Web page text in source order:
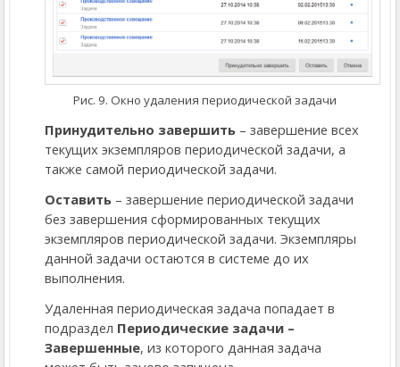
Рис. 9. Окно удаления периодической задачи
Принудительно завершить – завершение всех
текущих экземпляров периодической задачи, а
также самой периодической задачи.
Оставить – завершение периодической задачи
без завершения сформированных текущих
экземпляров периодической задачи. Экземпляры
данной задачи остаются в системе до их
выполнения.
Удаленная периодическая задача попадает в
подраздел Периодические задачи –
Завершенные, из которого данная задача